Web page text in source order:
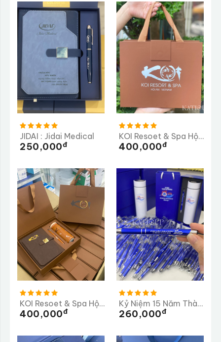
JIDAI : Jidai Medical
250,000Đ
KOI Resoet & Spa Hội An
400,000Đ
KOI Resoet & Spa Hội An Lần 2
400,000Đ
Kỷ Niệm 15 Năm Thành Lập Trường Tiểu Học Ngọc Linh
260,000Đ